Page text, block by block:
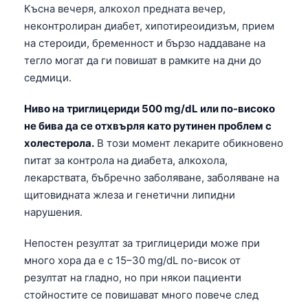
Късна вечеря, алкохол предната вечер,
неконтролиран диабет, хипотиреоидизъм, прием
на стероиди, бременност и бързо наддаване на
тегло могат да ги повишат в рамките на дни до
седмици.
Ниво на триглицериди 500 mg/dL или по-високо
не бива да се отхвърля като рутинен проблем с
холестерола. В този момент лекарите обикновено
питат за контрола на диабета, алкохола,
лекарствата, бъбречно заболяване, заболяване на
щитовидната жлеза и генетични липидни
нарушения.
Непостен резултат за триглицериди може при
много хора да е с 15–30 mg/dL по-висок от
резултат на гладно, но при някои пациенти
стойностите се повишават много повече след
Bahasa Melayu
Tiếng Việt
Tagalog
ไทย
ဗမာစာ
ភាសាខ្មែរ
Kiswahili
አማርኛ
Українська
O‘zbekcha
Қазақ тілі